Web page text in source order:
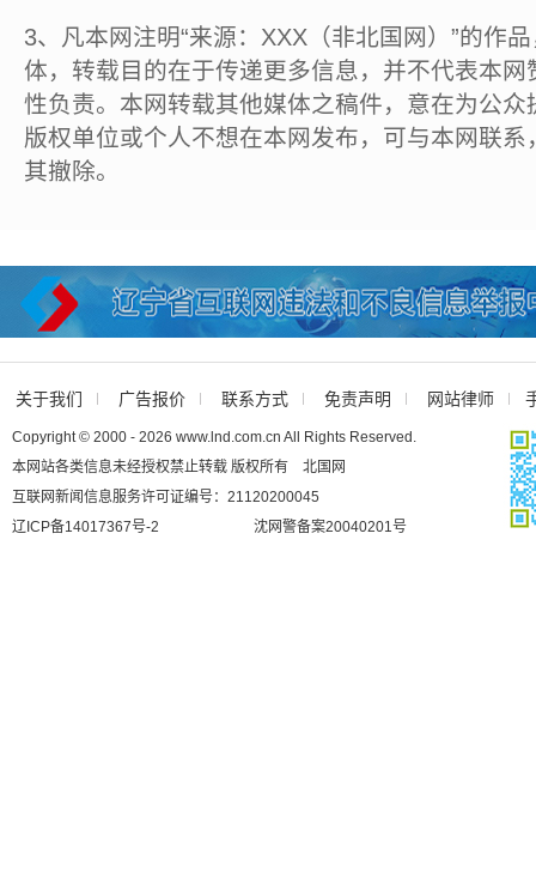
3、凡本网注明“来源：XXX（非北国网）”的作
体，转载目的在于传递更多信息，并不代表本
性负责。本网转载其他媒体之稿件，意在为公
版权单位或个人不想在本网发布，可与本网联
其撤除。
关于我们 广告报价 联系方式 免责声明 网站律师
Copyright © 2000 - 2026 www.lnd.com.cn All Rights Reserved.
本网站各类信息未经授权禁止转载 版权所有 北国网
互联网新闻信息服务许可证编号：21120200045
辽ICP备14017367号-2
沈网警备案20040201号